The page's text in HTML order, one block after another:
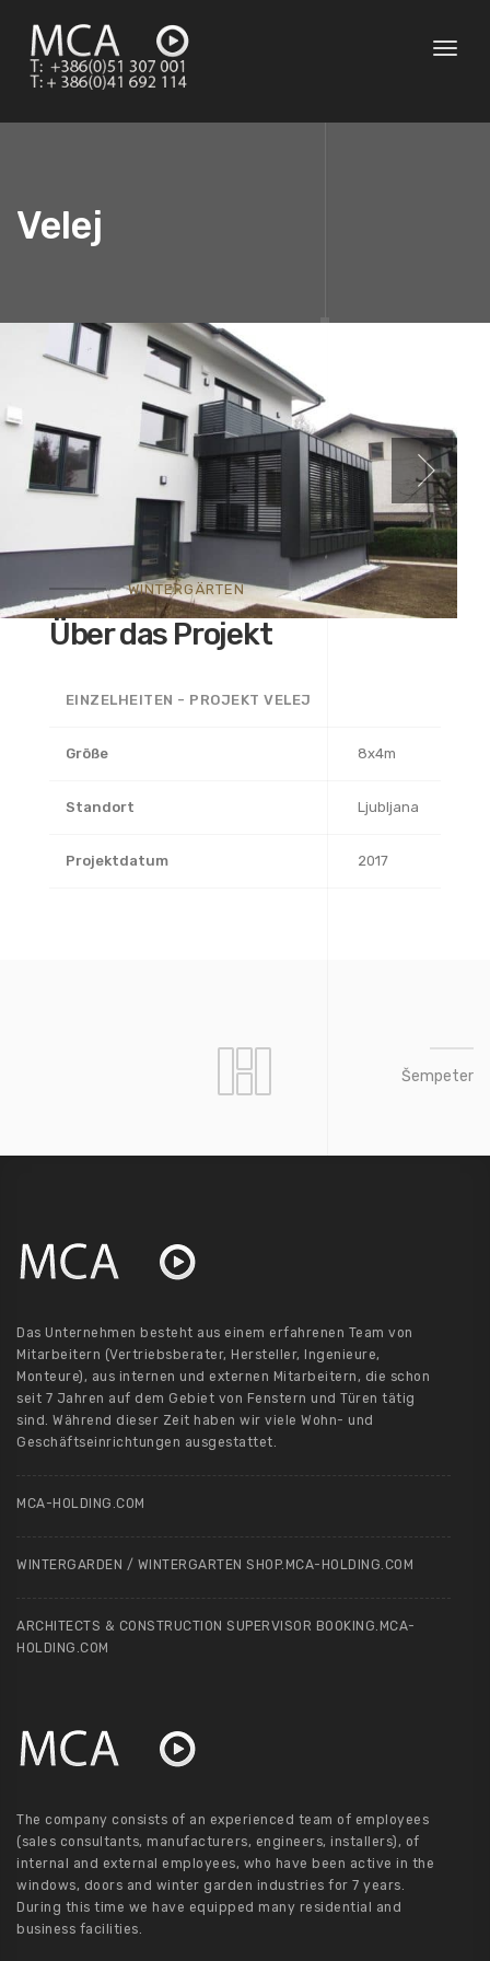
Toggle
Velej
WINTERGÄRTEN
Über das Projekt
EINZELHEITEN - PROJEKT VELEJ
Größe 8x4m
Standort Ljubljana
Projektdatum 2017
Šempeter
Das Unternehmen besteht aus einem erfahrenen Team von
Mitarbeitern (Vertriebsberater, Hersteller, Ingenieure,
Monteure), aus internen und externen Mitarbeitern, die schon
seit 7 Jahren auf dem Gebiet von Fenstern und Türen tätig
sind. Während dieser Zeit haben wir viele Wohn- und
Geschäftseinrichtungen ausgestattet.
MCA-HOLDING.COM
WINTERGARDEN / WINTERGARTEN SHOP.MCA-HOLDING.COM
ARCHITECTS & CONSTRUCTION SUPERVISOR BOOKING.MCA-
HOLDING.COM
The company consists of an experienced team of employees
(sales consultants, manufacturers, engineers, installers), of
internal and external employees, who have been active in the
windows, doors and winter garden industries for 7 years.
During this time we have equipped many residential and
business facilities.